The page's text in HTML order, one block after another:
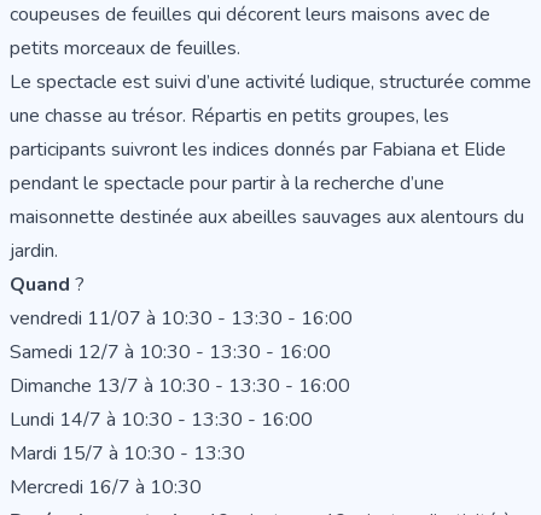
coupeuses de feuilles qui décorent leurs maisons avec de
petits morceaux de feuilles.
Le spectacle est suivi d’une activité ludique, structurée comme
une chasse au trésor. Répartis en petits groupes, les
participants suivront les indices donnés par Fabiana et Elide
pendant le spectacle pour partir à la recherche d’une
maisonnette destinée aux abeilles sauvages aux alentours du
jardin.
Quand ?
vendredi 11/07 à 10:30 - 13:30 - 16:00
Samedi 12/7 à 10:30 - 13:30 - 16:00
Dimanche 13/7 à 10:30 - 13:30 - 16:00
Lundi 14/7 à 10:30 - 13:30 - 16:00
Mardi 15/7 à 10:30 - 13:30
Mercredi 16/7 à 10:30